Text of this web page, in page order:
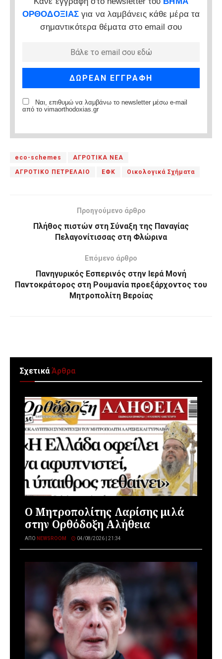
ΟΡΘΟΔΟΞΙΑΣ για να λαμβάνεις κάθε μέρα τα
σημαντικότερα θέματα στο email σου
Ναι, επιθυμώ να λαμβάνω το newsletter μέσω e-mail
από το vimaorthodoxias.gr
eco-schemes ΑΓΡΟΤΙΚΑ ΝΕΑ
ΑΓΡΟΤΙΚΟ ΠΕΤΡΕΛΑΙΟ ΕΦΚ Οικολογικά Σχήματα
Προηγούμενο άρθρο
Πλήθος πιστών στη Σύναξη της Παναγίας
Πελαγονίτισσας στη Φλώρινα
Επόμενο άρθρο
Πανηγυρικός Εσπερινός στην Ιερά Μονή
Παντοκράτορος στη Ρουμανία προεξάρχοντος του
Μητροπολίτη Βεροίας
ΣχετικάΆρθρα
Ο Μητροπολίτης Λαρίσης μιλά
στην Ορθόδοξη Αλήθεια
ΑΠΌ NEWSROOM 04/08/2026 | 21:34